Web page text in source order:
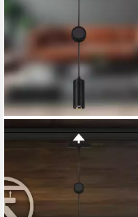
BRILONER LEUCHTEN
LED Pendelleuchte 8032015
-21%
in 4-5 Werktagen bei dir